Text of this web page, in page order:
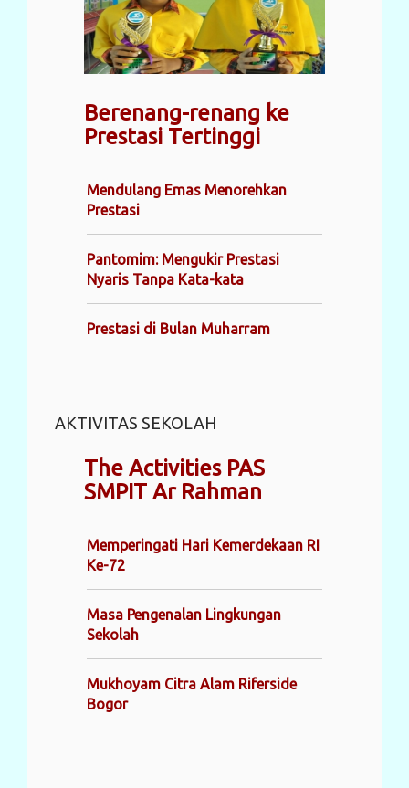
Berenang-renang ke
Prestasi Tertinggi
Mendulang Emas Menorehkan
Prestasi
Pantomim: Mengukir Prestasi
Nyaris Tanpa Kata-kata
Prestasi di Bulan Muharram
AKTIVITAS SEKOLAH
The Activities PAS
SMPIT Ar Rahman
Memperingati Hari Kemerdekaan RI
Ke-72
Masa Pengenalan Lingkungan
Sekolah
Mukhoyam Citra Alam Riferside
Bogor